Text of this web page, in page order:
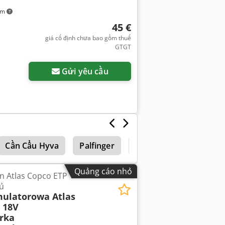
45 €
giá cố định chưa bao gồm thuế
GTGT
Gửi yêu cầu
Cần Cẩu Hyva Palfinger
Quảng cáo nhỏ
Atlas Copco ETP
Atlas
18V